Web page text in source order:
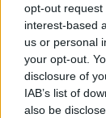
opt-out request
interest-based
us or personal
your opt-out.
disclosure of
IAB’s list of
also be
Πρόγραμμα